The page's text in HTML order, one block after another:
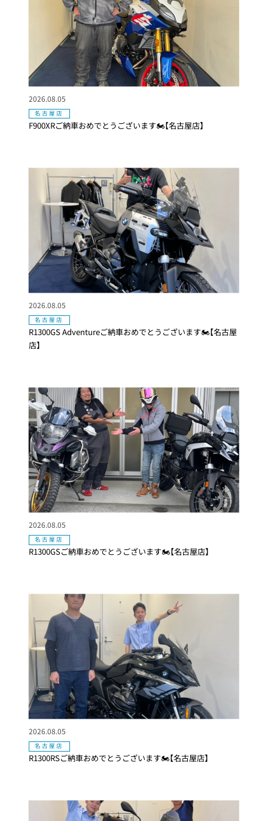
F900XRご納車おめでとうございます🏍【名古屋店】
2026.08.05
名古屋店
R1300GS Adventureご納車おめでとうございます🏍【名古屋
店】
2026.08.05
名古屋店
R1300GSご納車おめでとうございます🏍【名古屋店】
2026.08.05
名古屋店
R1300RSご納車おめでとうございます🏍【名古屋店】
2026.08.05
名古屋店